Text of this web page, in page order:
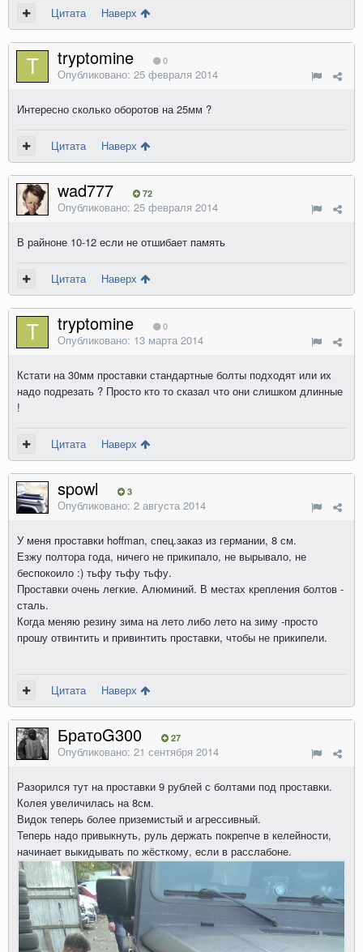
Цитата Наверх
tryptomine 0
Опубликовано: 25 февраля 2014
Интересно сколько оборотов на 25мм ?
Цитата Наверх
wad777 72
Опубликовано: 25 февраля 2014
В райноне 10-12 если не отшибает память
Цитата Наверх
tryptomine 0
Опубликовано: 13 марта 2014
Кстати на 30мм проставки стандартные болты подходят или их
надо подрезать ? Просто кто то сказал что они слишком длинные
!
Цитата Наверх
spowl 3
Опубликовано: 2 августа 2014
У меня проставки hoffman, спец.заказ из германии, 8 см.
Езжу полтора года, ничего не прикипало, не вырывало, не
беспокоило :) тьфу тьфу тьфу.
Проставки очень легкие. Алюминий. В местах крепления болтов -
сталь.
Когда меняю резину зима на лето либо лето на зиму -просто
прошу отвинтить и привинтить проставки, чтобы не прикипели.
Цитата Наверх
БратоG300 27
Опубликовано: 21 сентября 2014
Разорился тут на проставки 9 рублей с болтами под проставки.
Колея увеличилась на 8см.
Видок теперь более приземистый и агрессивный.
Теперь надо привыкнуть, руль держать покрепче в келейности,
начинает выкидывать по жёсткому, если в расслабоне.